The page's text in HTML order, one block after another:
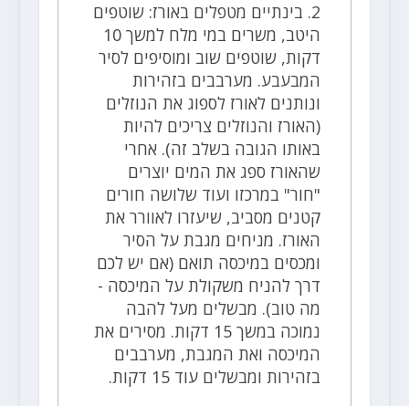
2. בינתיים מטפלים באורז: שוטפים
היטב, משרים במי מלח למשך 10
דקות, שוטפים שוב ומוסיפים לסיר
המבעבע. מערבבים בזהירות
ונותנים לאורז לספוג את הנוזלים
(האורז והנוזלים צריכים להיות
באותו הגובה בשלב זה). אחרי
שהאורז ספג את המים יוצרים
"חור" במרכזו ועוד שלושה חורים
קטנים מסביב, שיעזרו לאוורר את
האורז. מניחים מגבת על הסיר
ומכסים במיכסה תואם (אם יש לכם
דרך להניח משקולת על המיכסה -
מה טוב). מבשלים מעל להבה
נמוכה במשך 15 דקות. מסירים את
המיכסה ואת המגבת, מערבבים
בזהירות ומבשלים עוד 15 דקות.